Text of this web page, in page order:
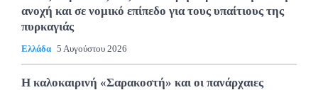
ανοχή και σε νομικό επίπεδο για τους υπαίτιους της
πυρκαγιάς
Ελλάδα 5 Αυγούστου 2026
Η καλοκαιρινή «Σαρακοστή» και οι πανάρχαιες